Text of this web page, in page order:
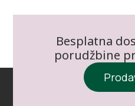
Besplatna
porudžbine